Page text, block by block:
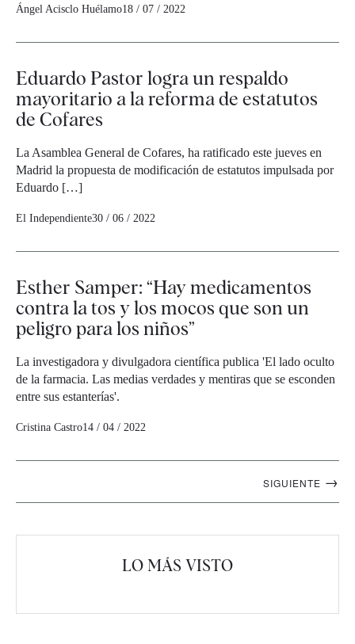
Ángel Acisclo Huélamo18 / 07 / 2022
Eduardo Pastor logra un respaldo
mayoritario a la reforma de estatutos
de Cofares
La Asamblea General de Cofares, ha ratificado este jueves en
Madrid la propuesta de modificación de estatutos impulsada por
Eduardo […]
El Independiente30 / 06 / 2022
Esther Samper: “Hay medicamentos
contra la tos y los mocos que son un
peligro para los niños”
La investigadora y divulgadora científica publica 'El lado oculto
de la farmacia. Las medias verdades y mentiras que se esconden
entre sus estanterías'.
Cristina Castro14 / 04 / 2022
SIGUIENTE →
LO MÁS VISTO